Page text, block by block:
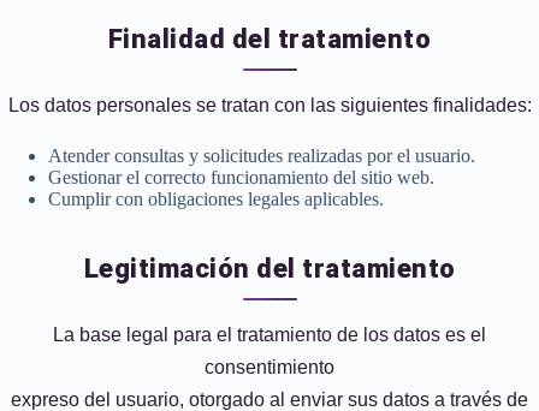
Finalidad del tratamiento
Los datos personales se tratan con las siguientes finalidades:
Atender consultas y solicitudes realizadas por el usuario.
Gestionar el correcto funcionamiento del sitio web.
Cumplir con obligaciones legales aplicables.
Legitimación del tratamiento
La base legal para el tratamiento de los datos es el
consentimiento
expreso del usuario, otorgado al enviar sus datos a través de